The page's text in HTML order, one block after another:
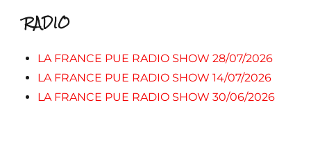
RADIO
LA FRANCE PUE RADIO SHOW 28/07/2026
LA FRANCE PUE RADIO SHOW 14/07/2026
LA FRANCE PUE RADIO SHOW 30/06/2026